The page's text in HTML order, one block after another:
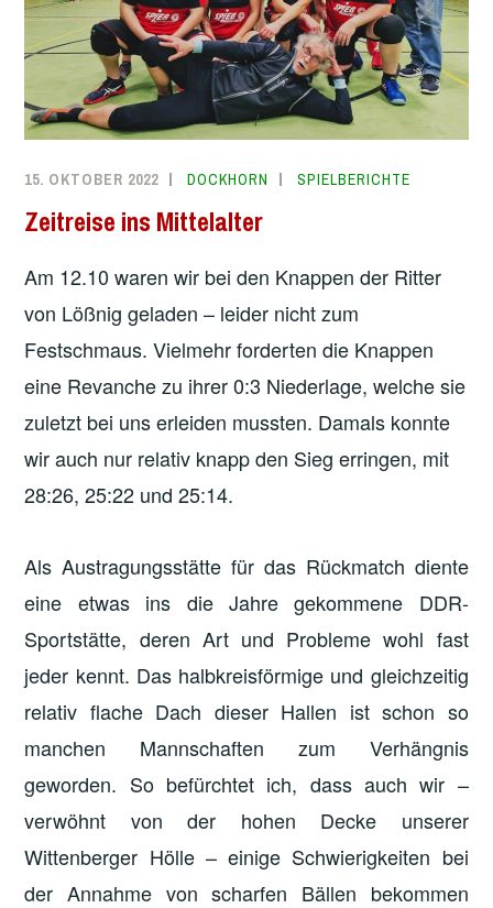
15. OKTOBER 2022 DOCKHORN SPIELBERICHTE
Zeitreise ins Mittelalter
Am 12.10 waren wir bei den Knappen der Ritter
von Lößnig geladen – leider nicht zum
Festschmaus. Vielmehr forderten die Knappen
eine Revanche zu ihrer 0:3 Niederlage, welche sie
zuletzt bei uns erleiden mussten. Damals konnte
wir auch nur relativ knapp den Sieg erringen, mit
28:26, 25:22 und 25:14.
Als Austragungsstätte für das Rückmatch diente
eine etwas ins die Jahre gekommene DDR-
Sportstätte, deren Art und Probleme wohl fast
jeder kennt. Das halbkreisförmige und gleichzeitig
relativ flache Dach dieser Hallen ist schon so
manchen Mannschaften zum Verhängnis
geworden. So befürchtet ich, dass auch wir –
verwöhnt von der hohen Decke unserer
Wittenberger Hölle – einige Schwierigkeiten bei
der Annahme von scharfen Bällen bekommen